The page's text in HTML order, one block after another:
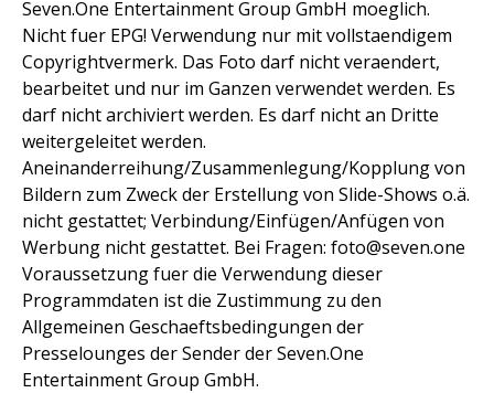
Seven.One Entertainment Group GmbH moeglich.
Nicht fuer EPG! Verwendung nur mit vollstaendigem
Copyrightvermerk. Das Foto darf nicht veraendert,
bearbeitet und nur im Ganzen verwendet werden. Es
darf nicht archiviert werden. Es darf nicht an Dritte
weitergeleitet werden.
Aneinanderreihung/Zusammenlegung/Kopplung von
Bildern zum Zweck der Erstellung von Slide-Shows o.ä.
nicht gestattet; Verbindung/Einfügen/Anfügen von
Werbung nicht gestattet. Bei Fragen: foto@seven.one
Voraussetzung fuer die Verwendung dieser
Programmdaten ist die Zustimmung zu den
Allgemeinen Geschaeftsbedingungen der
Presselounges der Sender der Seven.One
Entertainment Group GmbH.